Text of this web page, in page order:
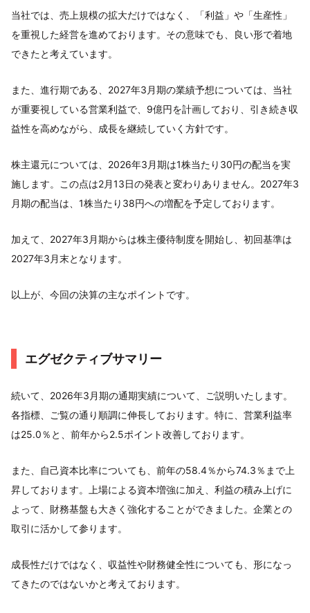
当社では、売上規模の拡大だけではなく、「利益」や「生産性」
を重視した経営を進めております。その意味でも、良い形で着地
できたと考えています。
また、進行期である、2027年3月期の業績予想については、当社
が重要視している営業利益で、9億円を計画しており、引き続き収
益性を高めながら、成長を継続していく方針です。
株主還元については、2026年3月期は1株当たり30円の配当を実
施します。この点は2月13日の発表と変わりありません。2027年3
月期の配当は、1株当たり38円への増配を予定しております。
加えて、2027年3月期からは株主優待制度を開始し、初回基準は
2027年3月末となります。
以上が、今回の決算の主なポイントです。
エグゼクティブサマリー
続いて、2026年3月期の通期実績について、ご説明いたします。
各指標、ご覧の通り順調に伸長しております。特に、営業利益率
は25.0％と、前年から2.5ポイント改善しております。
また、自己資本比率についても、前年の58.4％から74.3％まで上
昇しております。上場による資本増強に加え、利益の積み上げに
よって、財務基盤も大きく強化することができました。企業との
取引に活かして参ります。
成長性だけではなく、収益性や財務健全性についても、形になっ
てきたのではないかと考えております。